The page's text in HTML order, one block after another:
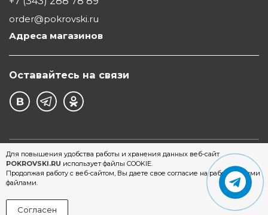
Для повышения удобства работы и хранения данных веб-сайт
POKROVSKI.RU использует файлы COOKIE.
Продолжая работу с веб-сайтом, Вы даете свое согласие на работу с этими
файлами.
Согласен
order@pokrovski.ru
Адреса магазинов
Оставайтесь на связи
©1997 - 2026 Обувной Дом "Покровский" - сеть
магазинов обуви в Екатеринбурге